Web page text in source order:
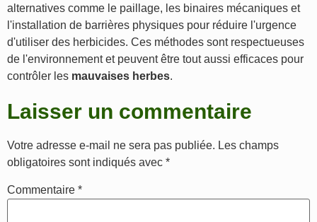
alternatives comme le paillage, les binaires mécaniques et
l'installation de barrières physiques pour réduire l'urgence
d'utiliser des herbicides. Ces méthodes sont respectueuses
de l'environnement et peuvent être tout aussi efficaces pour
contrôler les mauvaises herbes.
Laisser un commentaire
Votre adresse e-mail ne sera pas publiée. Les champs
obligatoires sont indiqués avec *
Commentaire *